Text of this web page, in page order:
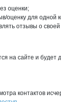
оценки;
оценку для одной
отзывы о
на сайте и будет
контактов